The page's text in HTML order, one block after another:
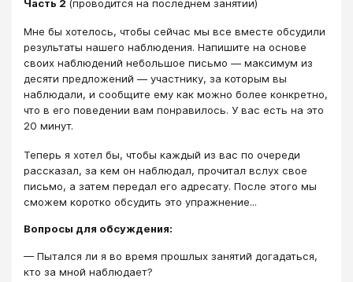
Часть 2 (проводится на последнем занятии)
Мне бы хотелось, чтобы сейчас мы все вместе обсудили
результаты нашего наблюдения. Напишите на основе
своих наблюдений небольшое письмо — максимум из
десяти предложений — участнику, за которым вы
наблюдали, и сообщите ему как можно более конкретно,
что в его поведении вам понравилось. У вас есть на это
20 минут.
Теперь я хотел бы, чтобы каждый из вас по очереди
рассказал, за кем он наблюдал, прочитал вслух свое
письмо, а затем передал его адресату. После этого мы
сможем коротко обсудить это упражнение...
Вопросы для обсуждения:
— Пытался ли я во время прошлых занятий догадаться,
кто за мной наблюдает?